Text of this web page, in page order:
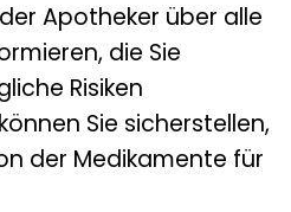
Apotheker über alle
die Sie
Risiken
Sie sicherstellen,
der Medikamente für